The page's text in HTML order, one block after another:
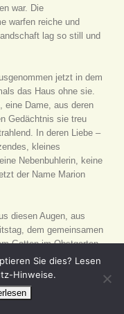
war. Die
warfen reiche und
lag so still und
jetzt in dem
das Haus ohne sie.
eine Dame, aus deren
Gedächtnis sie treu
In deren Liebe –
kleines
Nebenbuhlerin, keine
der Name Marion
diesen Augen, aus
dem gemeinsamen
Gatten im Obstgarten
auch nicht reich. Er
Umgebung nicht
Sie dies? Lesen
Hinweise.